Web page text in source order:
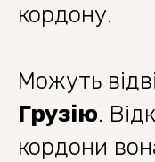
кордону.
Можуть
Грузію.
кордони